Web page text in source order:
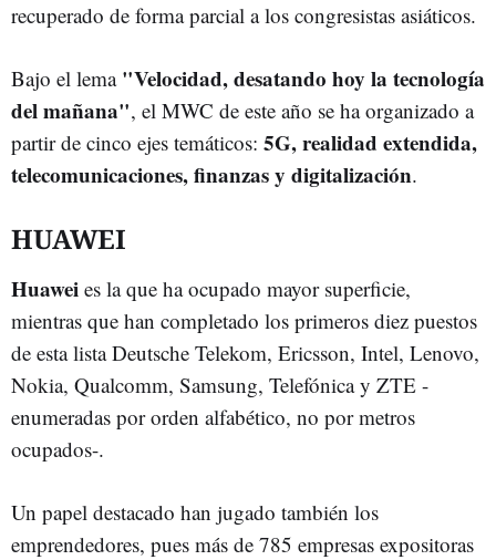
recuperado de forma parcial a los congresistas asiáticos.
Bajo el lema "Velocidad, desatando hoy la tecnología
del mañana", el MWC de este año se ha organizado a
partir de cinco ejes temáticos: 5G, realidad extendida,
telecomunicaciones, finanzas y digitalización.
HUAWEI
Huawei es la que ha ocupado mayor superficie,
mientras que han completado los primeros diez puestos
de esta lista Deutsche Telekom, Ericsson, Intel, Lenovo,
Nokia, Qualcomm, Samsung, Telefónica y ZTE -
enumeradas por orden alfabético, no por metros
ocupados-.
Un papel destacado han jugado también los
emprendedores, pues más de 785 empresas expositoras